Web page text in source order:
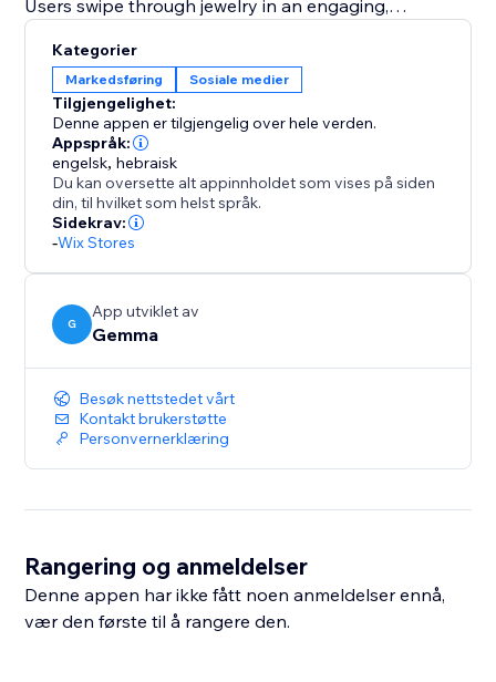
Users swipe through jewelry in an engaging,
Visual Search:
Our AI helps users find specific designs based on
visual similarity.
Smart Matching:
Your items are shown to users whose style profile
matches your aesthetic.
Expand your reach beyond your website. Let Gemma
automatically showcase your jewelry to interested
users.
Kategorier
Markedsføring Sosiale medier
Tilgjengelighet:
Denne appen er tilgjengelig over hele verden.
Appspråk:
engelsk,hebraisk
Du kan oversette alt appinnholdet som vises på siden
din, til hvilket som helst språk.
Sidekrav:
-Wix Stores
G
App utviklet av
Gemma
Besøk nettstedet vårt
Kontakt brukerstøtte
Personvernerklæring
Rangering og anmeldelser
Denne appen har ikke fått noen anmeldelser ennå,
vær den første til å rangere den.